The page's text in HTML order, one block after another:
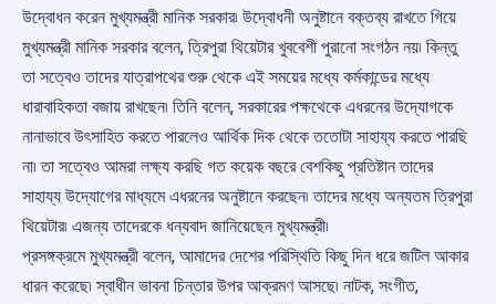
উদ্বোধন করেন মুখ্যমন্ত্রী মানিক সরকার৷ উদ্বোধনী অনুষ্টানে বক্তব্য রাখতে গিয়ে
মুখ্যমন্ত্রী মানিক সরকার বলেন, ত্রিপুরা থিয়েটার খুববেশী পুরানো সংগঠন নয়৷ কিন্তু
তা সত্বেও তাদের যাত্রাপথের শুরু থেকে এই সময়ের মধ্যে কর্মকান্ডের মধ্যে
ধারাবাহিকতা বজায় রাখছেন৷ তিনি বলেন, সরকারের পক্ষথেকে এধরনের উদ্যোগকে
নানাভাবে উৎসাহিত করতে পারলেও আর্থিক দিক থেকে ততোটা সাহায্য করতে পারছি
না৷ তা সত্বেও আমরা লক্ষ্য করছি গত কয়েক বছরে বেশকিছু প্রতিষ্টান তাদের
সাহায্য উদ্যোগের মাধ্যমে এধরনের অনুষ্টানে করছেন৷ তাদের মধ্যে অন্যতম ত্রিপুরা
থিয়েটার৷ এজন্য তাদেরকে ধন্যবাদ জানিয়েছেন মুখ্যমন্ত্রী৷
প্রসঙ্গক্রমে মুখ্যমন্ত্রী বলেন, আমাদের দেশের পরিস্থিতি কিছু দিন ধরে জটিল আকার
ধারন করেছে৷ স্বাধীন ভাবনা চিন্তার উপর আক্রমণ আসছে৷ নাটক, সংগীত,